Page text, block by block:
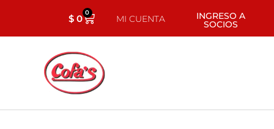
$0 0
MI CUENTA INGRESO A
SOCIOS